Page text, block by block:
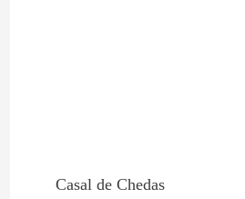
Casal de Chedas